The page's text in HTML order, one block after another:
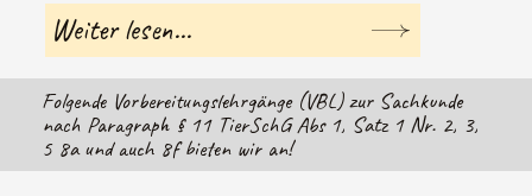
Weiter lesen...
Folgende Vorbereitungslehrgänge (VBL) zur Sachkunde
nach Paragraph § 11 TierSchG Abs 1, Satz 1 Nr. 2, 3,
5 8a und auch 8f bieten wir an!